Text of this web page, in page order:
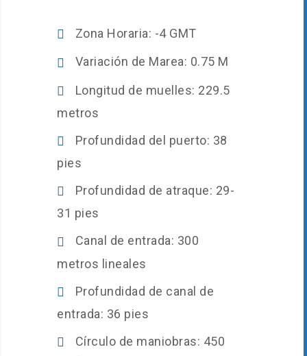
Zona Horaria: -4 GMT
Variación de Marea: 0.75 M
Longitud de muelles: 229.5
metros
Profundidad del puerto: 38
pies
Profundidad de atraque: 29-
31 pies
Canal de entrada: 300
metros lineales
Profundidad de canal de
entrada: 36 pies
Círculo de maniobras: 450